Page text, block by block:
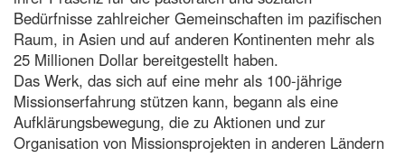
Bedürfnisse zahlreicher Gemeinschaften im pazifischen
Raum, in Asien und auf anderen Kontinenten mehr als
25 Millionen Dollar bereitgestellt haben.
Das Werk, das sich auf eine mehr als 100-jährige
Missionserfahrung stützen kann, begann als eine
Aufklärungsbewegung, die zu Aktionen und zur
Organisation von Missionsprojekten in anderen Ländern